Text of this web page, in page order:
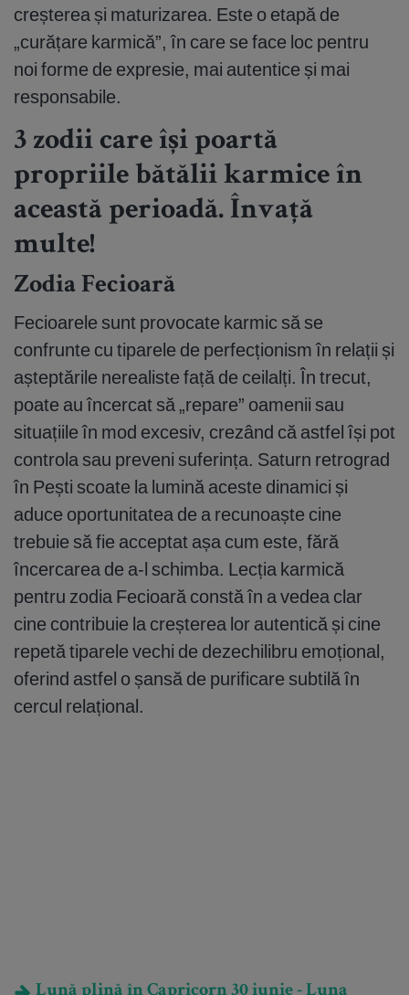
creșterea și maturizarea. Este o etapă de
„curățare karmică”, în care se face loc pentru
noi forme de expresie, mai autentice și mai
responsabile.
3 zodii care își poartă
propriile bătălii karmice în
această perioadă. Învață
multe!
Zodia Fecioară
Fecioarele sunt provocate karmic să se
confrunte cu tiparele de perfecționism în relații și
așteptările nerealiste față de ceilalți. În trecut,
poate au încercat să „repare” oamenii sau
situațiile în mod excesiv, crezând că astfel își pot
controla sau preveni suferința. Saturn retrograd
în Pești scoate la lumină aceste dinamici și
aduce oportunitatea de a recunoaște cine
trebuie să fie acceptat așa cum este, fără
încercarea de a-l schimba. Lecția karmică
pentru zodia Fecioară constă în a vedea clar
cine contribuie la creșterea lor autentică și cine
repetă tiparele vechi de dezechilibru emoțional,
oferind astfel o șansă de purificare subtilă în
cercul relațional.